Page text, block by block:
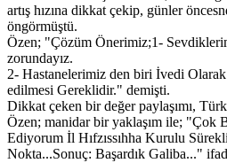
artış hızına dikkat çekip, günler
öngörmüştü.
Özen; "Çözüm Önerimiz;1-
zorundayız.
2- Hastanelerimiz den biri İvedi
edilmesi Gereklidir." demişti.
Dikkat çeken bir değer paylaşımı,
Özen; manidar bir yaklaşım ile; "Çok
Ediyorum İl Hıfzıssıhha Kurulu
Nokta...Sonuç: Başardık Galiba..."